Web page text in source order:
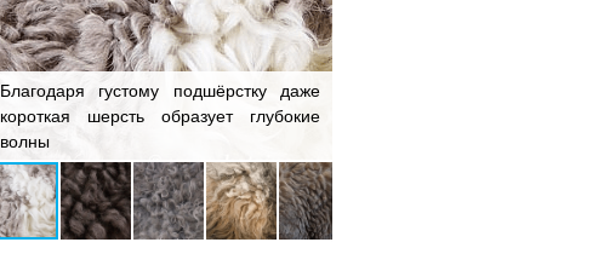
Благодаря густому подшёрстку даже
короткая шерсть образует глубокие
волны